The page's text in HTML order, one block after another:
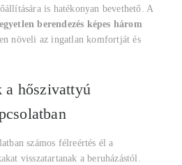
is hatékonyan bevethető. A
egyetlen berendezés képes három
növeli az ingatlan komfortját és
a hőszivattyú
számos félreértés él a
visszatartanak a beruházástól.